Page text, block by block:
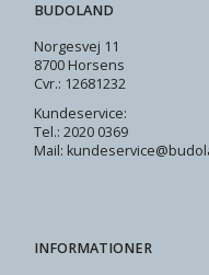
BUDOLAND
Norgesvej 11
8700 Horsens
Cvr.: 12681232
Kundeservice:
Tel.: 2020 0369
Mail:
INFORMATIONER